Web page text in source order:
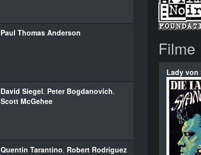
Paul Thomas Anderson
David Siegel, Peter Bogdanovich,
Scott McGehee
Quentin Tarantino, Robert Rodriguez
Filme
Lady von